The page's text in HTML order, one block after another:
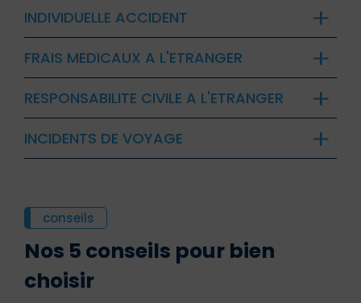
INDIVIDUELLE ACCIDENT
FRAIS MEDICAUX A L'ETRANGER
RESPONSABILITE CIVILE A L'ETRANGER
INCIDENTS DE VOYAGE
conseils
Nos 5 conseils pour bien
choisir